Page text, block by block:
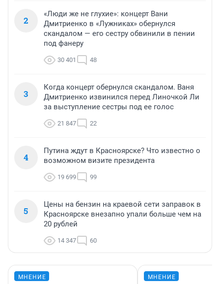
2
«Люди же не глухие»: концерт Вани
Дмитриенко в «Лужниках» обернулся
скандалом — его сестру обвинили в пении
под фанеру
30 401 48
3
Когда концерт обернулся скандалом. Ваня
Дмитриенко извинился перед Линочкой Ли
за выступление сестры под ее голос
21 847 22
4
Путина ждут в Красноярске? Что известно о
возможном визите президента
19 699 99
5
Цены на бензин на краевой сети заправок в
Красноярске внезапно упали больше чем на
20 рублей
14 347 60
МНЕНИЕ МНЕНИЕ